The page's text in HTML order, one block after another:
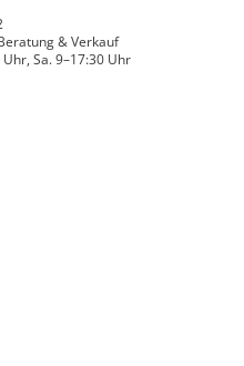
& Verkauf
Uhr, Sa. 9–17:30 Uhr